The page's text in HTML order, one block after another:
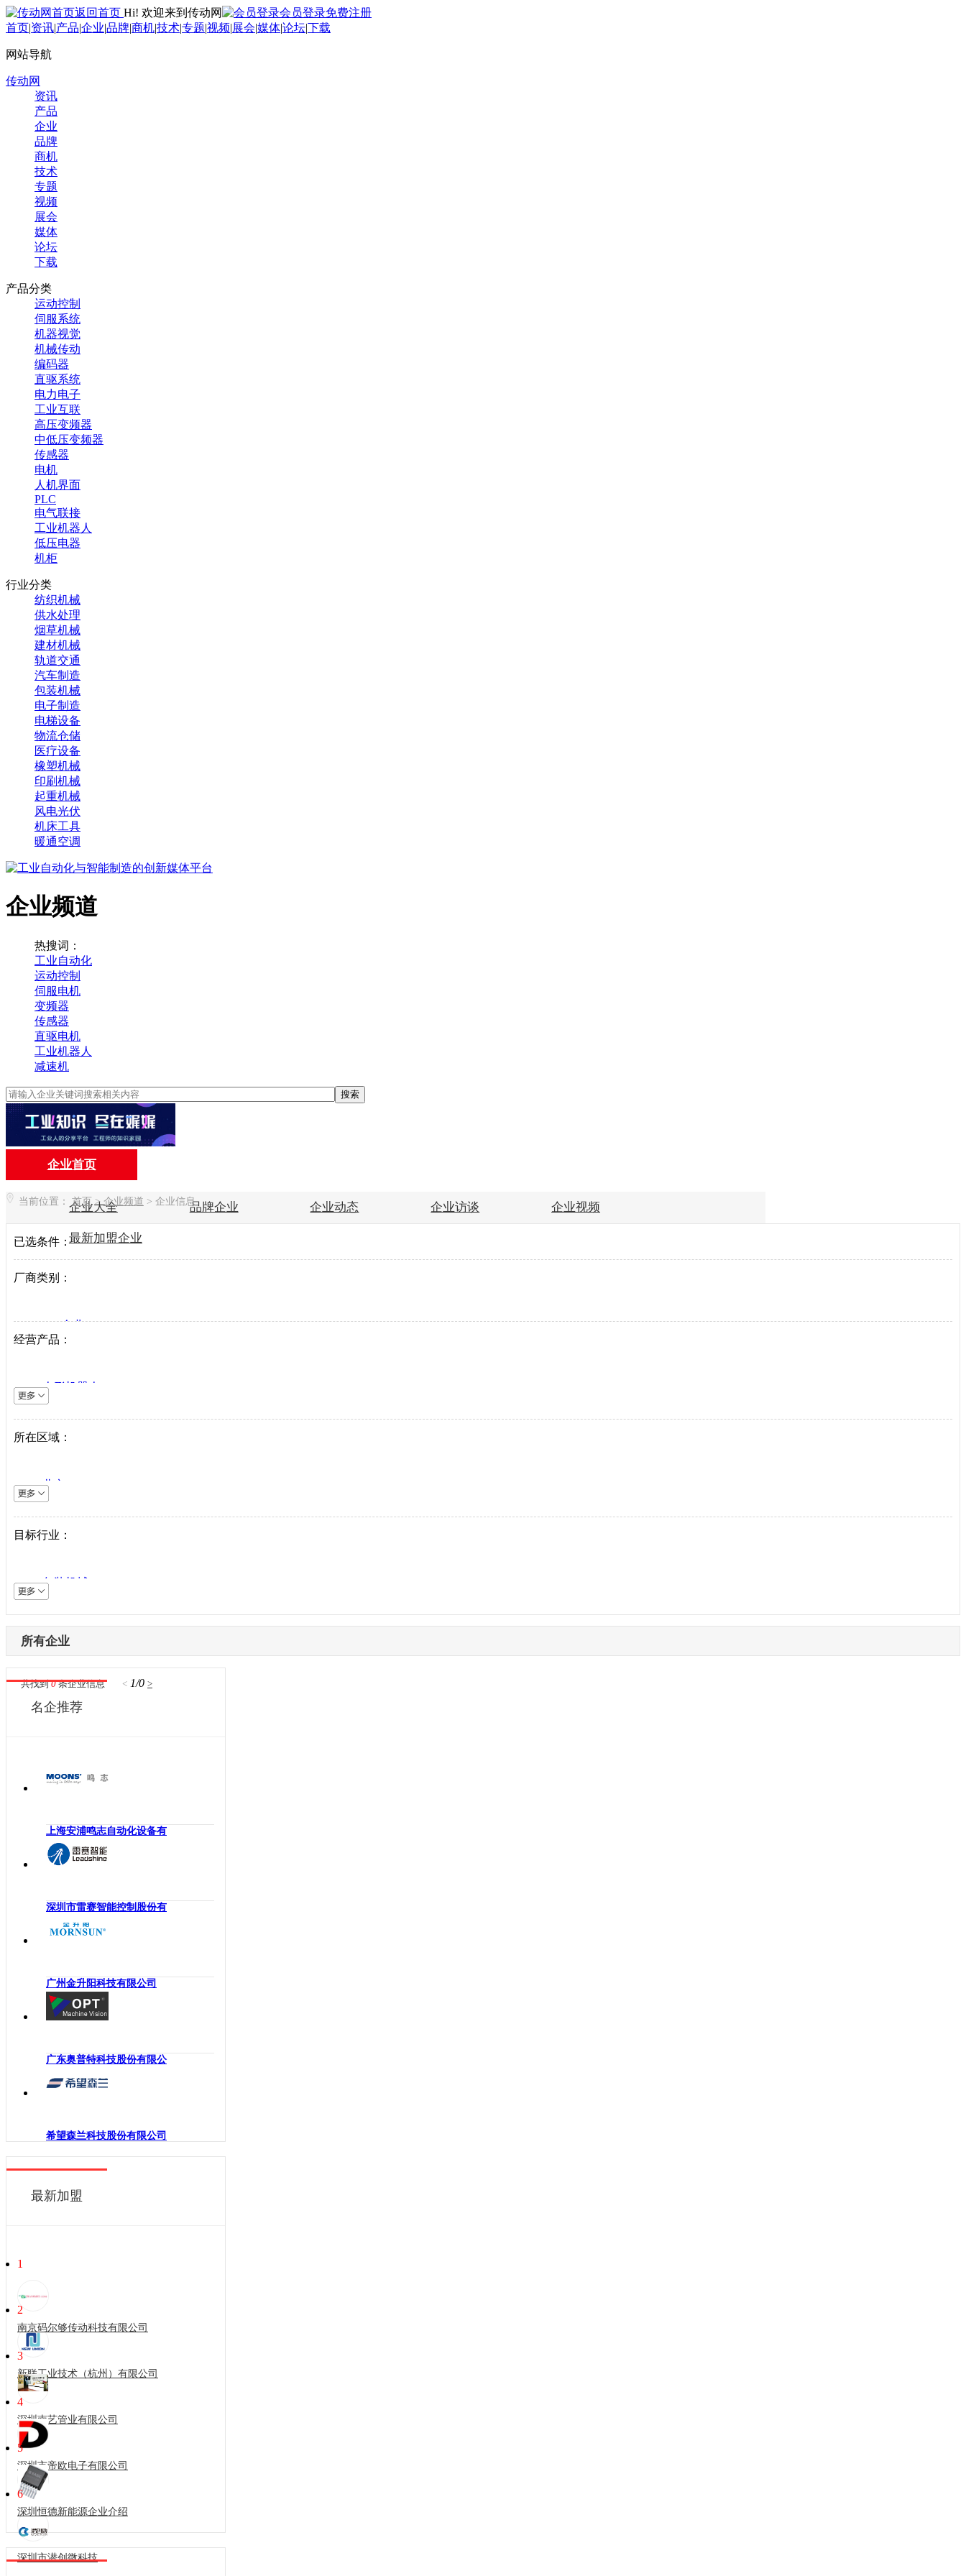
返回首页 Hi! 欢迎来到传动网 会员登录免费注册
首页|资讯|产品|企业|品牌|商机|技术|专题|视频|展会|媒体|论坛|下载
网站导航
传动网
资讯
产品
企业
品牌
商机
技术
专题
视频
展会
媒体
论坛
下载
产品分类
运动控制
伺服系统
机器视觉
机械传动
编码器
直驱系统
电力电子
工业互联
高压变频器
中低压变频器
传感器
电机
人机界面
PLC
电气联接
工业机器人
低压电器
机柜
行业分类
纺织机械
供水处理
烟草机械
建材机械
轨道交通
汽车制造
包装机械
电子制造
电梯设备
物流仓储
医疗设备
橡塑机械
印刷机械
起重机械
风电光伏
机床工具
暖通空调
企业频道
热搜词：
工业自动化
运动控制
伺服电机
变频器
传感器
直驱电机
工业机器人
减速机
搜索
企业首页
企业大全 品牌企业 企业动态 企业访谈 企业视频
最新加盟企业
当前位置： 首页 > 企业频道 > 企业信息
已选条件：
厂商类别：
VIP企业
生产商
系统集成商
经营产品：
人形机器人
逆变器
机床设备
直驱驱动器
工业机器人
伺服电机
中低压变频器
工业以太网
激光设备
其他机械设备
机器视觉
高压变频器
伺服驱动器
电气连接
传感器
运动控制
低压电器
工业交换机
机械传动
工业通讯
机柜
执行机构
电力电子
工业电机
所在区域：
北京
上海
天津
山西
内蒙古
辽宁
吉林
黑龙江
江苏
江西
河南
湖北
广西
海南
贵州
云南
西藏
甘肃
青海
新疆
澳门
台湾
目标行业：
包装机械
采矿机械
电子制造
纺织机械
供水处理
轨道交通
机床工具
起重机械
风电光伏
烟草机械
印刷机械
物流仓储
所有企业
共找到 0 条企业信息 < 1/0 >
名企推荐
上海安浦鸣志自动化设备有
深圳市雷赛智能控制股份有
广州金升阳科技有限公司
广东奥普特科技股份有限公
希望森兰科技股份有限公司
最新加盟
1
南京码尔够传动科技有限公司
2
新联工业技术（杭州）有限公司
3
深圳南艺管业有限公司
4
深圳市帝欧电子有限公司
5
深圳恒德新能源企业介绍
6
深圳市潜创微科技